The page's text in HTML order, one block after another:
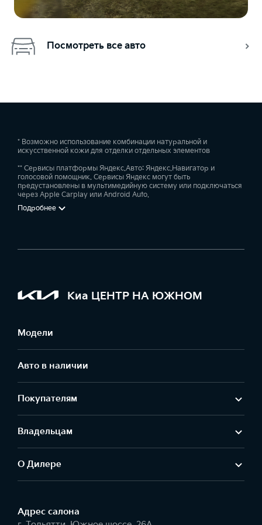
Посмотреть все авто
* Возможно использование комбинации натуральной и
искусственной кожи для отделки отдельных элементов
** Сервисы платформы Яндекс.Авто: Яндекс.Навигатор и
голосовой помощник. Сервисы Яндекс могут быть
предустановлены в мультимедийную систему или подключаться
через Apple Carplay или Android Auto.
Подробнее
Киа ЦЕНТР НА ЮЖНОМ
Модели
Авто в наличии
Покупателям
Владельцам
О Дилере
Адрес салонa